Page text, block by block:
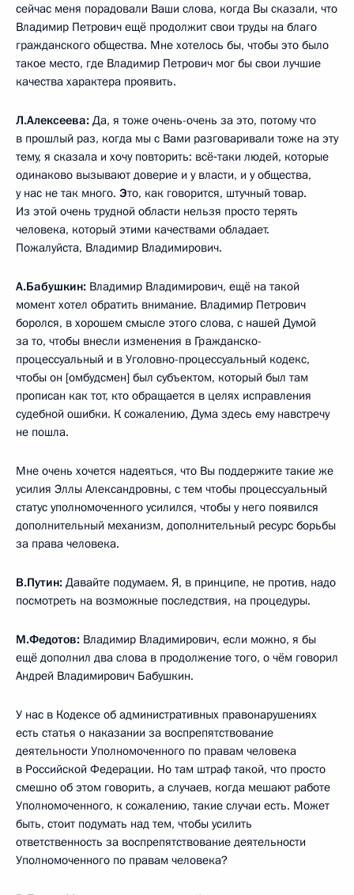
сейчас меня порадовали Ваши слова, когда Вы сказали, что
Владимир Петрович ещё продолжит свои труды на благо
гражданского общества. Мне хотелось бы, чтобы это было
такое место, где Владимир Петрович мог бы свои лучшие
качества характера проявить.
Л.Алексеева: Да, я тоже очень-очень за это, потому что
в прошлый раз, когда мы с Вами разговаривали тоже на эту
тему, я сказала и хочу повторить: всё‑таки людей, которые
одинаково вызывают доверие и у власти, и у общества,
у нас не так много. Это, как говорится, штучный товар.
Из этой очень трудной области нельзя просто терять
человека, который этими качествами обладает.
Пожалуйста, Владимир Владимирович.
А.Бабушкин: Владимир Владимирович, ещё на такой
момент хотел обратить внимание. Владимир Петрович
боролся, в хорошем смысле этого слова, с нашей Думой
за то, чтобы внесли изменения в Гражданско-
процессуальный и в Уголовно-процессуальный кодекс,
чтобы он [омбудсмен] был субъектом, который был там
прописан как тот, кто обращается в целях исправления
судебной ошибки. К сожалению, Дума здесь ему навстречу
не пошла.
Мне очень хочется надеяться, что Вы поддержите такие же
усилия Эллы Александровны, с тем чтобы процессуальный
статус уполномоченного усилился, чтобы у него появился
дополнительный механизм, дополнительный ресурс борьбы
за права человека.
В.Путин: Давайте подумаем. Я, в принципе, не против, надо
посмотреть на возможные последствия, на процедуры.
М.Федотов: Владимир Владимирович, если можно, я бы
ещё дополнил два слова в продолжение того, о чём говорил
Андрей Владимирович Бабушкин.
У нас в Кодексе об административных правонарушениях
есть статья о наказании за воспрепятствование
деятельности Уполномоченного по правам человека
в Российской Федерации. Но там штраф такой, что просто
смешно об этом говорить, а случаев, когда мешают работе
Уполномоченного, к сожалению, такие случаи есть. Может
быть, стоит подумать над тем, чтобы усилить
ответственность за воспрепятствование деятельности
Уполномоченного по правам человека?